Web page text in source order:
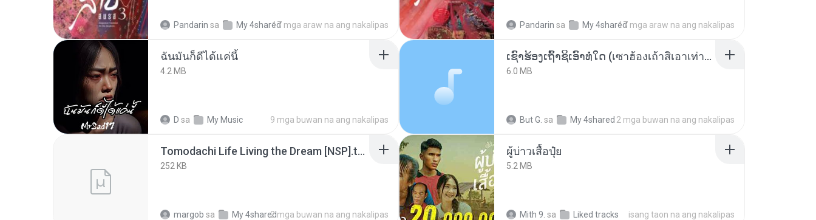
Pandarin sa My 4shared17 mga araw na ang nakalipas Pandarin sa My 4shared17 mga araw na ang nakalipas
ฉันมันก็ดีได้แค่นี้
4.2 MB
D sa My Music 9 mga buwan na ang nakalipas
ເຊົາຮ້ອງເຖົ້າຊິເອົາທໍ່ໃດ (เซาฮ้องเถ้าสิเอาเท่าใด) ບຸນເກີດ ຫນູຫ່ວງ ft. ໂສພາ ຈຸນທະລາ
6.0 MB
But G. sa My 4shared 2 mga buwan na ang nakalipas
Tomodachi Life Living the Dream [NSP].torrent
252 KB
margob sa My 4shared2 mga buwan na ang nakalipas
ผู้บ่าวเสื้อปุ๋ย
5.2 MB
Mith 9. sa Liked tracks isang taon na ang nakalipas